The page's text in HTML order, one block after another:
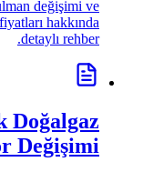
değişimi ve
hakkında
detaylı rehber.
Doğalgaz
Değişimi